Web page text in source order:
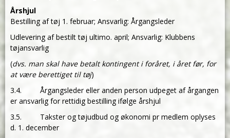
Årshjul
Bestilling af tøj 1. februar; Ansvarlig: Årgangsleder
Udlevering af bestilt tøj ultimo. april; Ansvarlig: Klubbens
tøjansvarlig
(dvs. man skal have betalt kontingent i foråret, i året før, for
at være berettiget til tøj)
3.4. Årgangsleder eller anden person udpeget af årgangen
er ansvarlig for rettidig bestilling ifølge årshjul
3.5. Takster og tøjudbud og økonomi pr medlem oplyses
d. 1. december